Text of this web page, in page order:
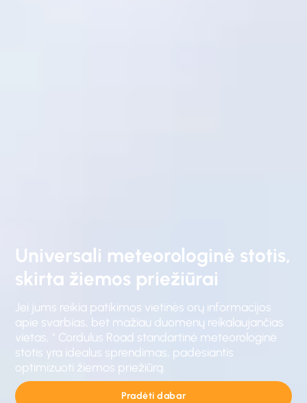
Universali meteorologinė stotis,
skirta žiemos priežiūrai
Jei jums reikia patikimos vietinės orų informacijos
apie svarbias, bet mažiau duomenų reikalaujančias
vietas, " Cordulus Road standartinė meteorologinė
stotis yra idealus sprendimas, padėsiantis
optimizuoti žiemos priežiūrą.
Pradėti dabar